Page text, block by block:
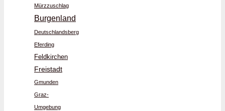
Mürzzuschlag
Burgenland
Deutschlandsberg
Eferding
Feldkirchen
Freistadt
Gmunden
Graz-
Umgebung